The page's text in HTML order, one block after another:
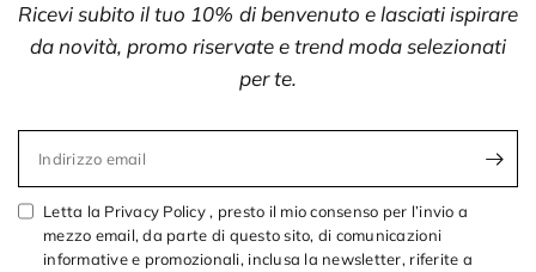
Ricevi subito il tuo 10% di benvenuto e lasciati ispirare
da novità, promo riservate e trend moda selezionati
per te.
Indirizzo email
Letta la Privacy Policy , presto il mio consenso per l’invio a
mezzo email, da parte di questo sito, di comunicazioni
informative e promozionali, inclusa la newsletter, riferite a